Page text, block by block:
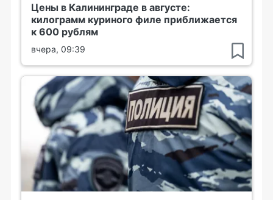
Цены в Калининграде в августе:
килограмм куриного филе приближается
к 600 рублям
вчера, 09:39